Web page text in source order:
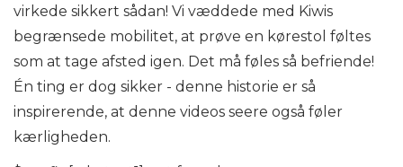
virkede sikkert sådan! Vi væddede med Kiwis
begrænsede mobilitet, at prøve en kørestol føltes
som at tage afsted igen. Det må føles så befriende!
Én ting er dog sikker - denne historie er så
inspirerende, at denne videos seere også føler
kærligheden.